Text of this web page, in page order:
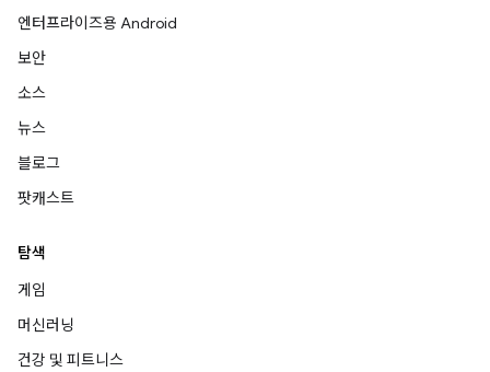
엔터프라이즈용 Android
보안
소스
뉴스
블로그
팟캐스트
탐색
게임
머신러닝
건강 및 피트니스